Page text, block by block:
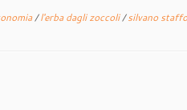
/l'erba dagli zoccoli/silvano